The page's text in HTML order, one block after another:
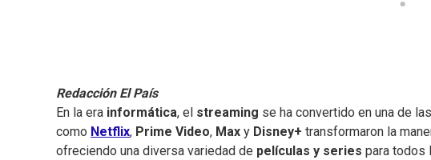
Redacción El País
En la era informática, el streaming se ha convertido en una de
como Netflix, Prime Video, Max y Disney+ transformaron la
ofreciendo una diversa variedad de películas y series para todos